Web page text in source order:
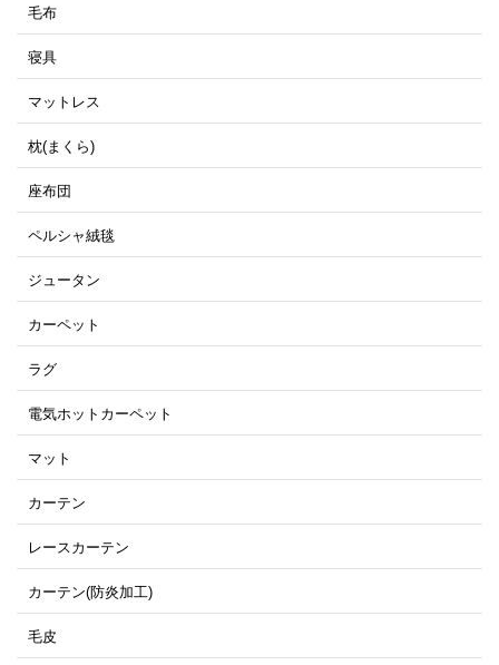
毛布
寝具
マットレス
枕(まくら)
座布団
ペルシャ絨毯
ジュータン
カーペット
ラグ
電気ホットカーペット
マット
カーテン
レースカーテン
カーテン(防炎加工)
毛皮